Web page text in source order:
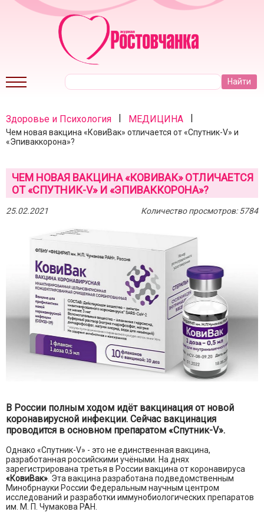
Здоровье и Психология | МЕДИЦИНА |
Чем новая вакцина «КовиВак» отличается от «Спутник-V» и
«Эпиваккорона»?
ЧЕМ НОВАЯ ВАКЦИНА «КОВИВАК» ОТЛИЧАЕТСЯ
ОТ «СПУТНИК-V» И «ЭПИВАККОРОНА»?
25.02.2021 Количество просмотров: 5784
В России полным ходом идёт вакцинация от новой
коронавирусной инфекции. Сейчас вакцинация
проводится в основном препаратом «Спутник-V».
Однако «Спутник-V» - это не единственная вакцина,
разработанная российскими учёными. На днях
зарегистрирована третья в России вакцина от коронавируса
«КовиВак» . Эта вакцина разработана подведомственным
Минобрнауки России Федеральным научным центром
исследований и разработки иммунобиологических препаратов
им. М. П. Чумакова РАН.